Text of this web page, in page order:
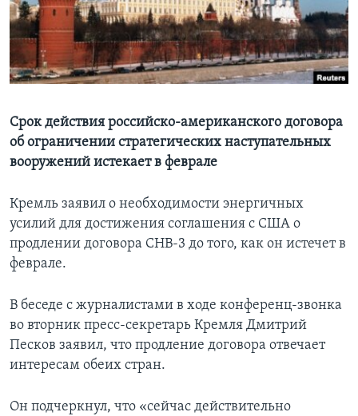
Learning English
СОЦИАЛЬНЫЕ СЕТИ
Языки
Срок действия российско-американского договора
об ограничении стратегических наступательных
вооружений истекает в феврале
Кремль заявил о необходимости энергичных
усилий для достижения соглашения с США о
продлении договора СНВ-3 до того, как он истечет в
феврале.
В беседе с журналистами в ходе конференц-звонка
во вторник пресс-секретарь Кремля Дмитрий
Песков заявил, что продление договора отвечает
интересам обеих стран.
Он подчеркнул, что «сейчас действительно